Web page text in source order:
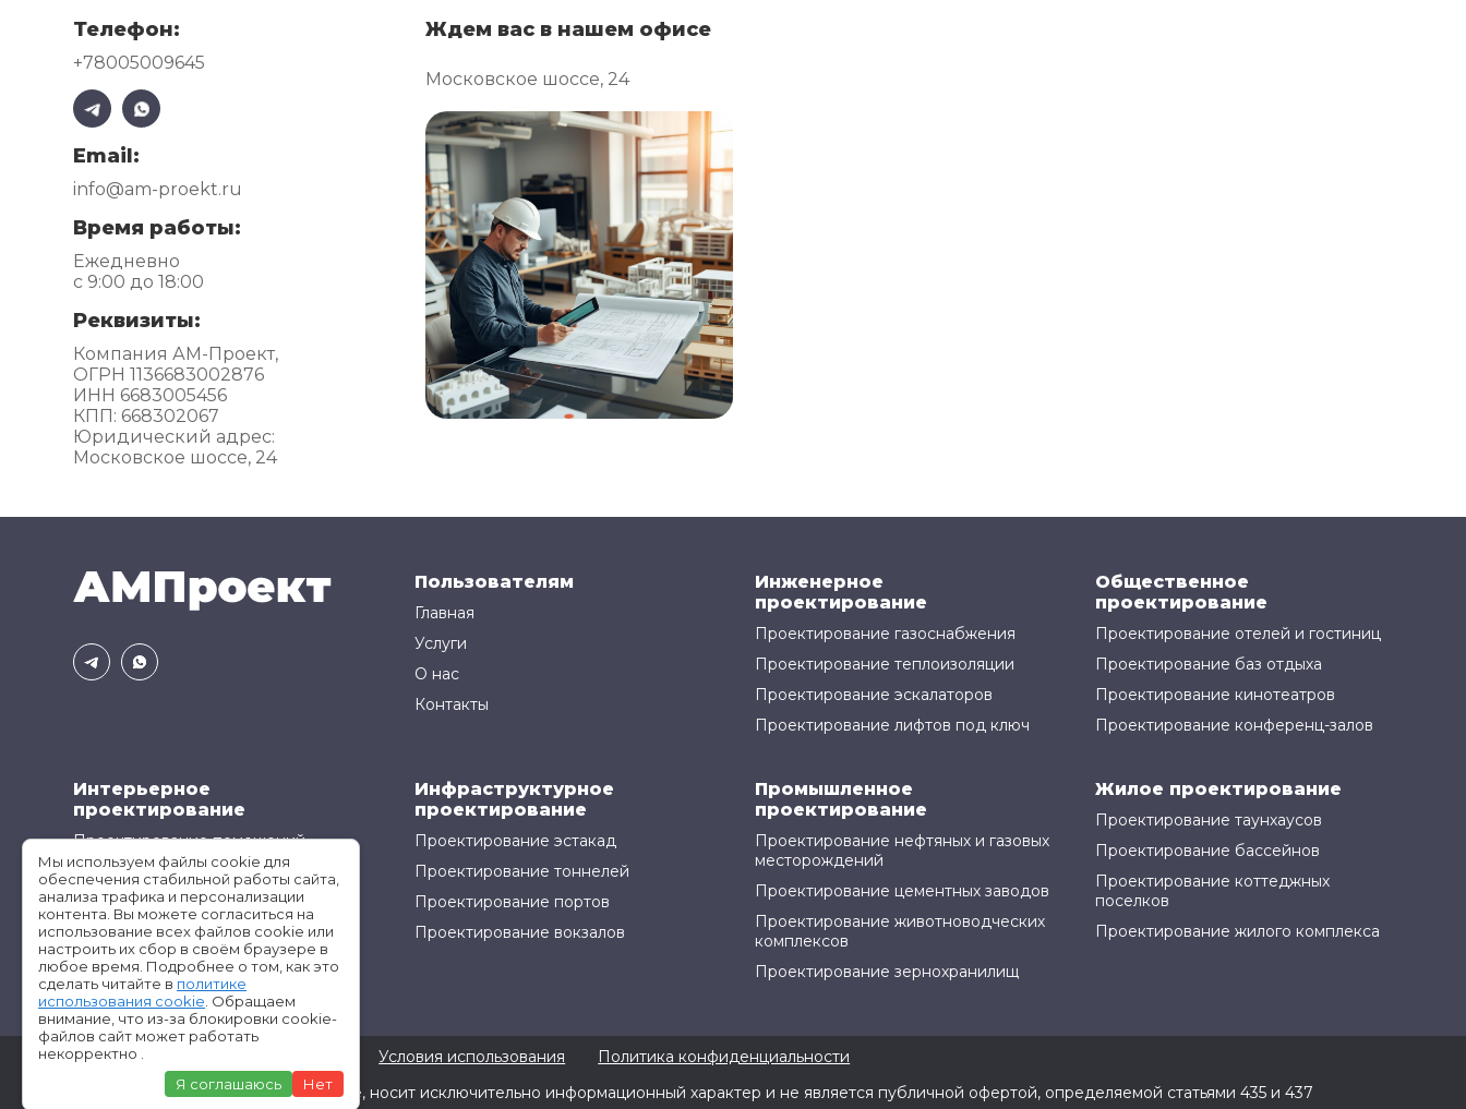
Телефон:
+78005009645
Email:
info@am-proekt.ru
Время работы:
Ежедневно
с 9:00 до 18:00
Реквизиты:
Компания АМ-Проект,
ОГРН 1136683002876
ИНН 6683005456
КПП: 668302067
Юридический адрес:
Московское шоссе, 24
Ждем вас в нашем офисе
Московское шоссе, 24
Пользователям
Главная
Услуги
О нас
Контакты
Инженерное
проектирование
Проектирование газоснабжения
Проектирование теплоизоляции
Проектирование эскалаторов
Проектирование лифтов под ключ
Общественное
проектирование
Проектирование отелей и гостиниц
Проектирование баз отдыха
Проектирование кинотеатров
Проектирование конференц-залов
Интерьерное
проектирование
Проектирование помещений
Проектирование кухонь
Инфраструктурное
проектирование
Проектирование эстакад
Проектирование тоннелей
Проектирование портов
Проектирование вокзалов
Промышленное
проектирование
Проектирование нефтяных и газовых
месторождений
Проектирование цементных заводов
Проектирование животноводческих
комплексов
Проектирование зернохранилищ
Жилое проектирование
Проектирование таунхаусов
Проектирование бассейнов
Проектирование коттеджных
поселков
Проектирование жилого комплекса
©АМ-Проект все права защищены Условия использования
Политика конфиденциальности
Информация, размещённая на сайте, носит исключительно информационный характер и не является публичной офертой, определяемой статьями 435 и 437
Мы используем файлы cookie для
обеспечения стабильной работы сайта,
анализа трафика и персонализации
контента. Вы можете согласиться на
использование всех файлов cookie или
настроить их сбор в своём браузере в
любое время. Подробнее о том, как это
сделать читайте в политике
использования cookie . Обращаем
внимание, что из-за блокировки cookie-
файлов сайт может работать
некорректно .
Я соглашаюсь
Нет